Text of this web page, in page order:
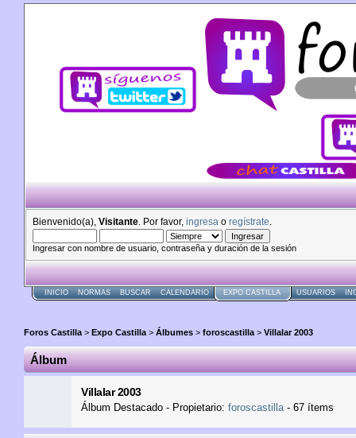
Bienvenido(a), Visitante . Por favor, ingresa o regístrate
Ingresar con nombre de usuario, contraseña y duración de la sesión
INICIO NORMAS BUSCAR CALENDARIO EXPO CASTILLA USUARIOS
Foros Castilla > Expo Castilla > Álbumes > foroscastilla > Villalar 2003
Álbum
Villalar 2003
Álbum Destacado - Propietario: foroscastilla - 67 ítems